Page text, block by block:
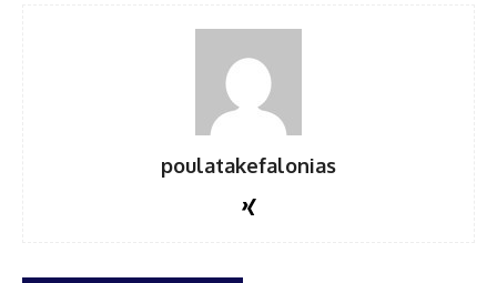
poulatakefalonias